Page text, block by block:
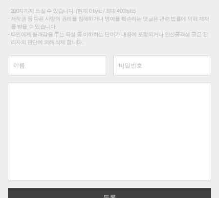
200자까지 쓰실 수 있습니다. (현재 0 byte / 최대 400byte)
저작권 등 다른 사람의 권리를 침해하거나 명예를 훼손하는 댓글은 관련 법률에 의해 제재
를 받을 수 있습니다.
타인에게 불쾌감을 주는 욕설 등 비하하는 단어가 내용에 포함되거나 인신공격성 글은 관
리자의 판단에 의해 삭제 합니다.